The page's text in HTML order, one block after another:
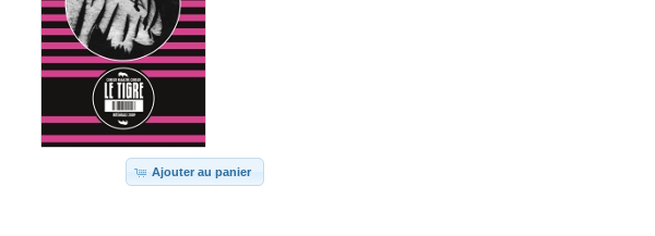
Ajouter au panier